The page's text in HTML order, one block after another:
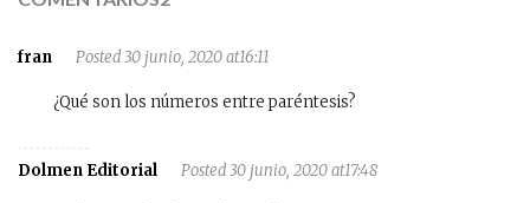
fran Posted 30 junio, 2020 at16:11
¿Qué son los números entre paréntesis?
Dolmen Editorial Posted 30 junio, 2020 at17:48